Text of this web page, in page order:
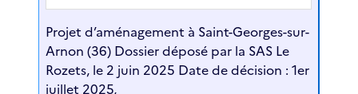
Projet d’aménagement à Saint-Georges-sur-
Arnon (36) Dossier déposé par la SAS Le
Rozets, le 2 juin 2025 Date de décision : 1er
juillet 2025,